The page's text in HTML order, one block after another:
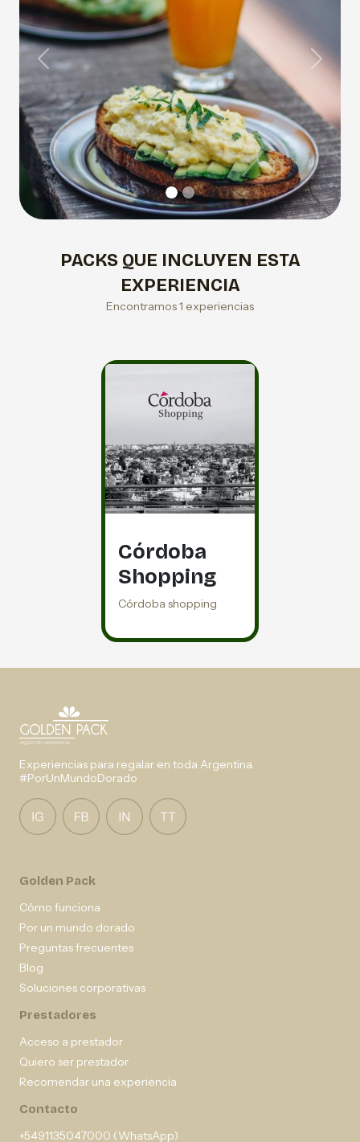
Previous Next
PACKS QUE INCLUYEN ESTA
EXPERIENCIA
Encontramos 1 experiencias
Córdoba
Shopping
Córdoba shopping
Experiencias para regalar en toda Argentina.
#PorUnMundoDorado
Golden Pack
Cómo funciona
Por un mundo dorado
Preguntas frecuentes
Blog
Soluciones corporativas
Prestadores
Acceso a prestador
Quiero ser prestador
Recomendar una experiencia
Contacto
+5491135047000 (WhatsApp)